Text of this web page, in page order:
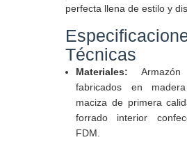
perfecta llena de estilo y
Técnicas
Materiales:
fabricados en
maciza de primera
forrado interior
FDM.